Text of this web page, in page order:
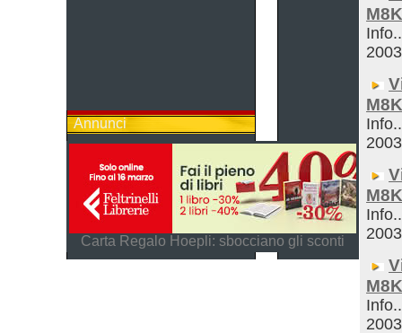
Annunci
Carta Regalo Hoepli: sbocciano gli sconti
2003
2003
2003
2003